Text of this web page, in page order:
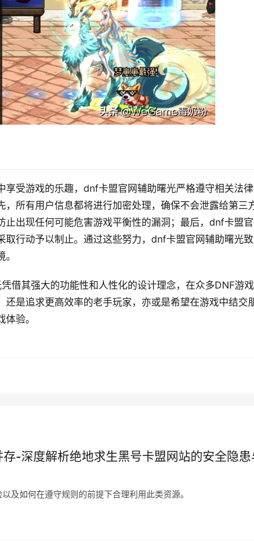
受游戏的乐趣，dnf卡盟官网辅助曙光严格遵守相关法
所有用户信息都将进行加密处理，确保不会泄露给第三方
出现任何可能危害游戏平衡性的漏洞；最后，dnf卡盟
行动予以制止。通过这些努力，dnf卡盟官网辅助曙光
借其强大的功能性和人性化的设计理念，在众多DNF游
是追求更高效率的老手玩家，亦或是希望在游戏中结交
验。
-深度解析绝地求生黑号卡盟网站的安全隐患
及如何在遵守规则的前提下合理利用此类资源。